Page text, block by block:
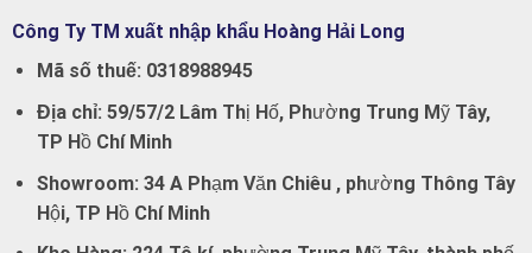
Công Ty TM xuất nhập khẩu Hoàng Hải Long
Mã số thuế: 0318988945
Địa chỉ: 59/57/2 Lâm Thị Hố, Phường Trung Mỹ Tây,
TP Hồ Chí Minh
Showroom: 34 A Phạm Văn Chiêu , phường Thông Tây
Hội, TP Hồ Chí Minh